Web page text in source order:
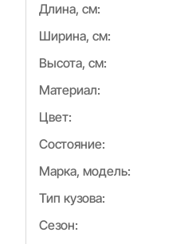
Длина, см:
Ширина, см:
Высота, см:
Материал:
Цвет:
Состояние:
Марка, модель:
Тип кузова:
Сезон: